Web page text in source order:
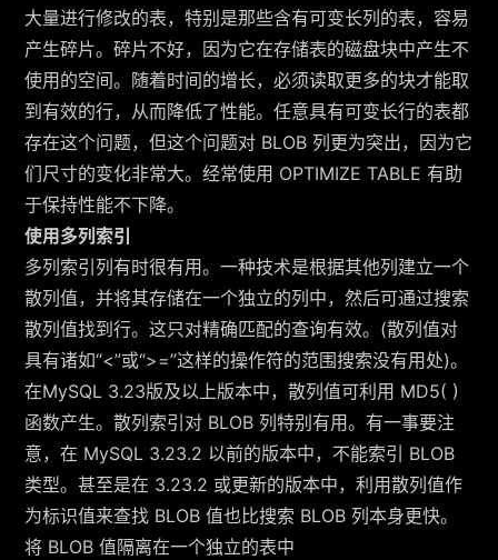
大量进行修改的表，特别是那些含有可变长列的表，容易
产生碎片。碎片不好，因为它在存储表的磁盘块中产生不
使用的空间。随着时间的增长，必须读取更多的块才能取
到有效的行，从而降低了性能。任意具有可变长行的表都
存在这个问题，但这个问题对 BLOB 列更为突出，因为它
们尺寸的变化非常大。经常使用 OPTIMIZE TABLE 有助
于保持性能不下降。
使用多列索引
多列索引列有时很有用。一种技术是根据其他列建立一个
散列值，并将其存储在一个独立的列中，然后可通过搜索
散列值找到行。这只对精确匹配的查询有效。(散列值对
具有诸如“<”或“>=”这样的操作符的范围搜索没有用处)。
在MySQL 3.23版及以上版本中，散列值可利用 MD5( )
函数产生。散列索引对 BLOB 列特别有用。有一事要注
意，在 MySQL 3.23.2 以前的版本中，不能索引 BLOB
类型。甚至是在 3.23.2 或更新的版本中，利用散列值作
为标识值来查找 BLOB 值也比搜索 BLOB 列本身更快。
将 BLOB 值隔离在一个独立的表中